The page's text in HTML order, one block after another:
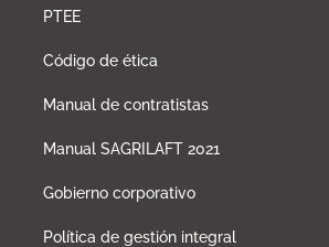
PTEE
Código de ética
Manual de contratistas
Manual SAGRILAFT 2021
Gobierno corporativo
Política de gestión integral